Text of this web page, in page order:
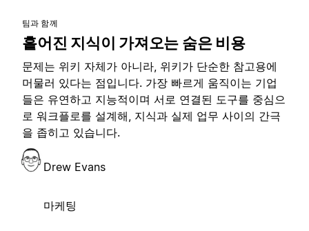
팀과 함께
흩어진 지식이 가져오는 숨은 비용
문제는 위키 자체가 아니라, 위키가 단순한 참고용에
머물러 있다는 점입니다. 가장 빠르게 움직이는 기업
들은 유연하고 지능적이며 서로 연결된 도구를 중심으
로 워크플로를 설계해, 지식과 실제 업무 사이의 간극
을 좁히고 있습니다.
Drew Evans
마케팅